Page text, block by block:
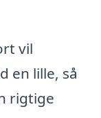
vil
en lille, så
rigtige